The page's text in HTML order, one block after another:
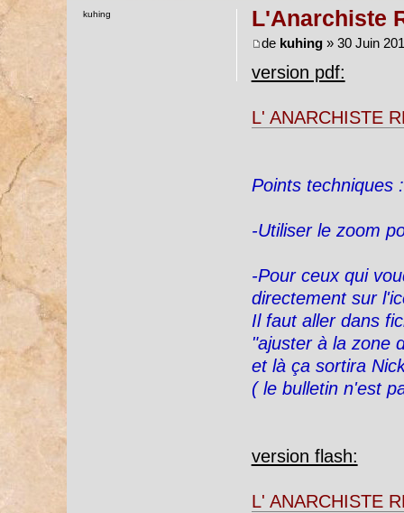
L'Anarchiste
de kuhing» 30 Juin
version pdf:
L' ANARCHISTE
Points techniques :
-Utiliser le zoom
-Pour ceux qui
directement sur
Il faut aller dans
"ajuster à la zone
et là ça sortira
( le bulletin n'est
version flash:
L' ANARCHISTE
kuhing